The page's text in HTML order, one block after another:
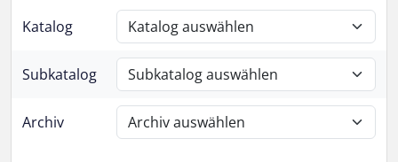
Katalog
Subkatalog
Archiv